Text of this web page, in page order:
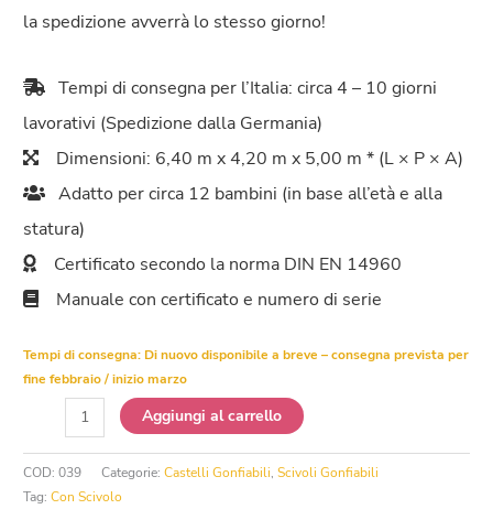
la spedizione avverrà lo stesso giorno!
Tempi di consegna per l’Italia: circa 4 – 10 giorni
lavorativi (Spedizione dalla Germania)
Dimensioni: 6,40 m x 4,20 m x 5,00 m * (L × P × A)
Adatto per circa 12 bambini (in base all’età e alla
statura)
Certificato secondo la norma DIN EN 14960
Manuale con certificato e numero di serie
Tempi di consegna: Di nuovo disponibile a breve – consegna prevista per
fine febbraio / inizio marzo
Gonfiabile
Animali
sulla
nave
Aggiungi al carrello
COD:039 Categorie:Castelli Gonfiabili,Scivoli Gonfiabili
Tag:Con Scivolo